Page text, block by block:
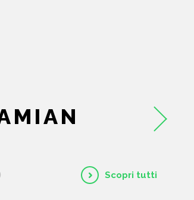
Scopri tutti